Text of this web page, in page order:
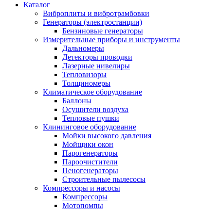
Каталог
Виброплиты и вибротрамбовки
Генераторы (электростанции)
Бензиновые генераторы
Измерительные приборы и инструменты
Дальномеры
Детекторы проводки
Лазерные нивелиры
Тепловизоры
Толщиномеры
Климатическое оборудование
Баллоны
Осушители воздуха
Тепловые пушки
Клининговое оборудование
Мойки высокого давления
Мойщики окон
Парогенераторы
Пароочистители
Пеногенераторы
Строительные пылесосы
Компрессоры и насосы
Компрессоры
Мотопомпы